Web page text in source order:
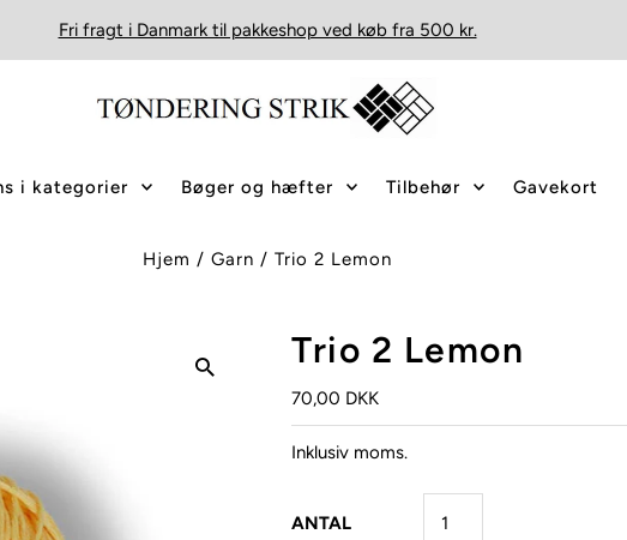
Fri fragt i Danmark til pakkeshop ved køb fra 500 kr.
i kategorier Bøger og hæfter Tilbehør Gavekort
Hjem / Garn / Trio 2 Lemon
Trio 2 Lemon
70,00 DKK
Inklusiv moms.
ANTAL